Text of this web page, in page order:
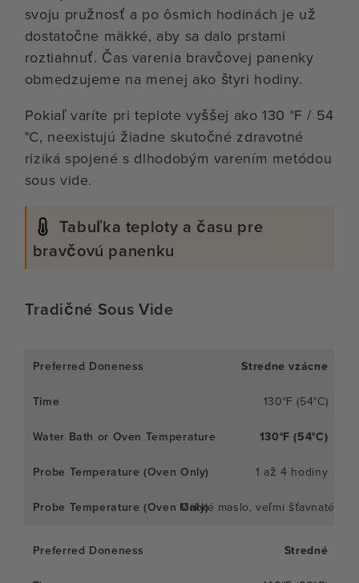
svoju pružnosť a po ôsmich hodinách je už
dostatočne mäkké, aby sa dalo prstami
roztiahnuť. Čas varenia bravčovej panenky
obmedzujeme na menej ako štyri hodiny.
Pokiaľ varíte pri teplote vyššej ako 130 °F / 54
°C, neexistujú žiadne skutočné zdravotné
riziká spojené s dlhodobým varením metódou
sous vide.
Tabuľka teploty a času pre
bravčovú panenku
Tradičné Sous Vide
Stredne vzácne
130°F (54°C)
130°F (54°C)
1 až 4 hodiny
Mäkké maslo, veľmi šťavnaté
Stredné